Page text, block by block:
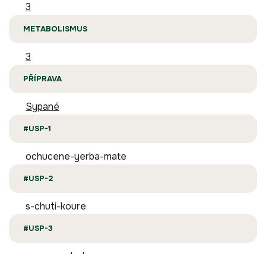
3
METABOLISMUS
3
PŘÍPRAVA
Sypané
#USP-1
ochucene-yerba-mate
#USP-2
s-chuti-koure
#USP-3